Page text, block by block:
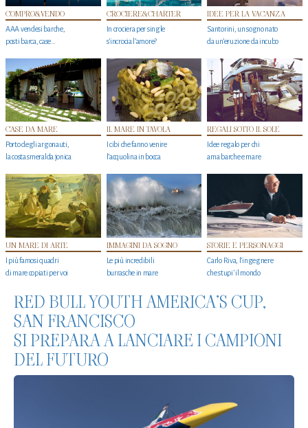
COMPRO&VENDO
AAA vendesi barche,
posti barca, case…
CROCIERE&CHARTER
In crociera per single
s'incrocia l’amore?
IDEE PER LA VACANZA
Santorini, un sogno nato
da un’eruzione da incubo
CASE DA MARE
Porto degli argonauti,
la costa smeralda jonica
IL MARE IN TAVOLA
I cibi che fanno venire
l’acquolina in bocca
REGALI SOTTO IL SOLE
Idee regalo per chi
ama barche e mare
UN MARE DI ARTE
I più famosi quadri
di mare copiati per voi
IMMAGINI DA SOGNO
Le più incredibili
burrasche in mare
STORIE E PERSONAGGI
Carlo Riva, l’ingegnere
che stupi' il mondo
RED BULL YOUTH AMERICA’S CUP,
SAN FRANCISCO
SI PREPARA A LANCIARE I CAMPIONI
DEL FUTURO